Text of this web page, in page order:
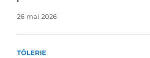
26 mai 2026
TÔLERIE